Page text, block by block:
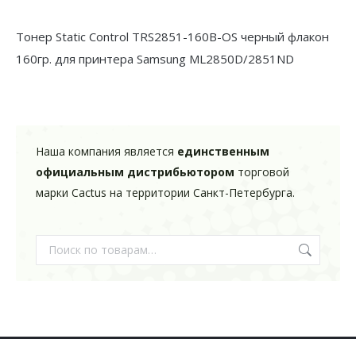
принтера
Samsung
Тонер Static Control TRS2851-160B-OS черный флакон
160гр. для принтера Samsung ML2850D/2851ND
Наша компания является единственным
официальным дистрибьютором торговой
марки Cactus на территории Санкт-Петербурга.